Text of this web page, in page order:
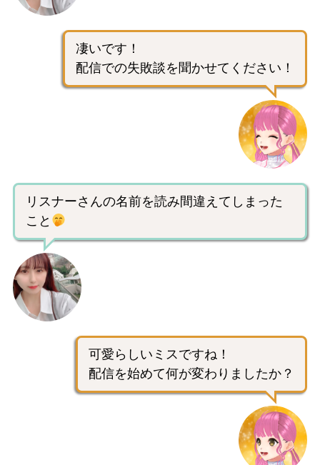
凄いです！
配信での失敗談を聞かせてください！
リスナーさんの名前を読み間違えてしまった
こと
可愛らしいミスですね！
配信を始めて何が変わりましたか？